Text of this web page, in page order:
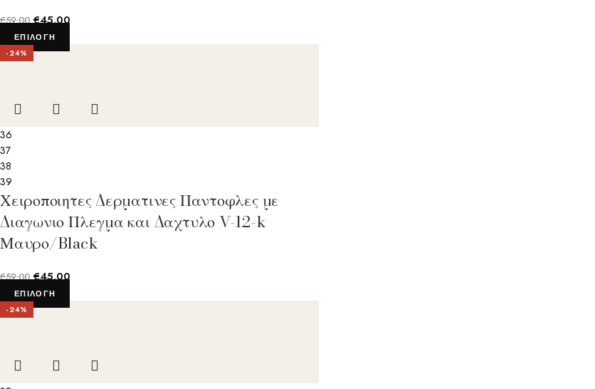
€59.00 €45.00
ΕΠΙΛΟΓΉ
-24%
36
37
38
39
Χειροποιητες Δερματινες Παντοφλες με
Διαγωνιο Πλεγμα και Δαχτυλο V-12-k
Μαυρο/Black
€59.00 €45.00
ΕΠΙΛΟΓΉ
-24%